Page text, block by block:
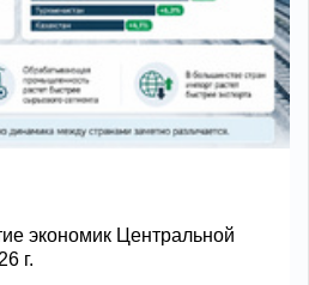
экономик Центральной
г.